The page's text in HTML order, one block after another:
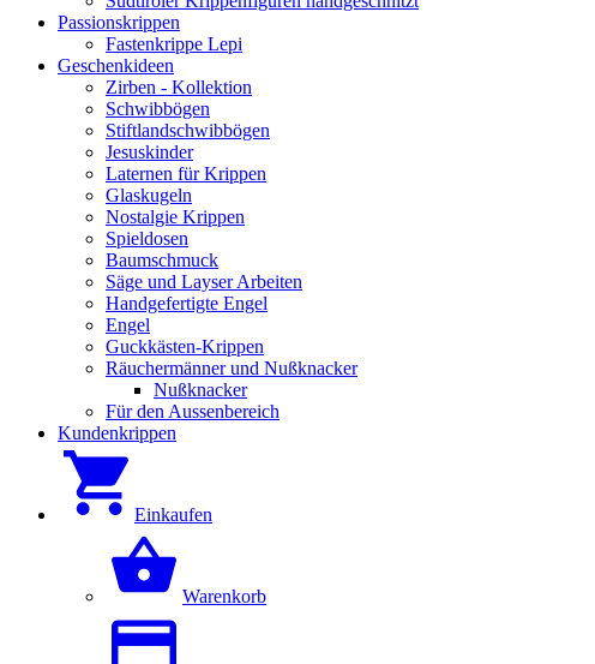
Passionskrippen
Fastenkrippe Lepi
Geschenkideen
Zirben - Kollektion
Schwibbögen
Stiftlandschwibbögen
Jesuskinder
Laternen für Krippen
Glaskugeln
Nostalgie Krippen
Spieldosen
Baumschmuck
Säge und Layser Arbeiten
Handgefertigte Engel
Engel
Guckkästen-Krippen
Räuchermänner und Nußknacker
Nußknacker
Für den Aussenbereich
Kundenkrippen
Einkaufen
Warenkorb